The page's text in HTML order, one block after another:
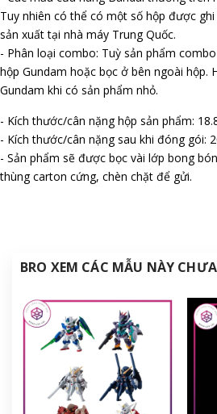
Tuy nhiên có thể có một số hộp được
sản xuất tại nhà máy Trung Quốc.
- Phân loại combo: Tuỳ sản phẩm
hộp Gundam hoặc bọc ở bên ngoài hộp.
Gundam khi có sản phẩm nhỏ.
- Kích thước/cân nặng hộp sản phẩm:
- Kích thước/cân nặng sau khi đóng gói:
- Sản phẩm sẽ được bọc vài lớp bong
thùng carton cứng, chèn chặt để gửi.
BRO XEM CÁC MẪU NÀY